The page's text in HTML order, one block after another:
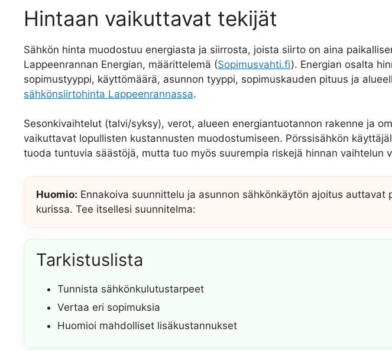
Hintaan vaikuttavat tekijät
Sähkön hinta muodostuu energiasta ja siirrosta, joista siirto on aina
Lappeenrannan Energian, määrittelemä (Sopimusvahti.fi). Energian osalta
sopimustyyppi, käyttömäärä, asunnon tyyppi, sopimuskauden pituus ja
sähkönsiirtohinta Lappeenrannassa.
Sesonkivaihtelut (talvi/syksy), verot, alueen energiantuotannon rakenne ja
vaikuttavat lopullisten kustannusten muodostumiseen. Pörssisähkön
tuoda tuntuvia säästöjä, mutta tuo myös suurempia riskejä hinnan vaihtelun
Huomio: Ennakoiva suunnittelu ja asunnon sähkönkäytön ajoitus auttavat
kurissa. Tee itsellesi suunnitelma:
Tarkistuslista
Tunnista sähkönkulutustarpeet
Vertaa eri sopimuksia
Huomioi mahdolliset lisäkustannukset